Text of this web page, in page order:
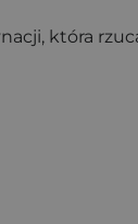
która